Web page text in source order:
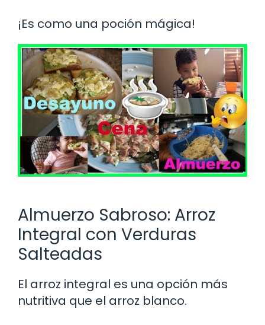
¡Es como una poción mágica!
Almuerzo Sabroso: Arroz
Integral con Verduras
Salteadas
El arroz integral es una opción más
nutritiva que el arroz blanco.